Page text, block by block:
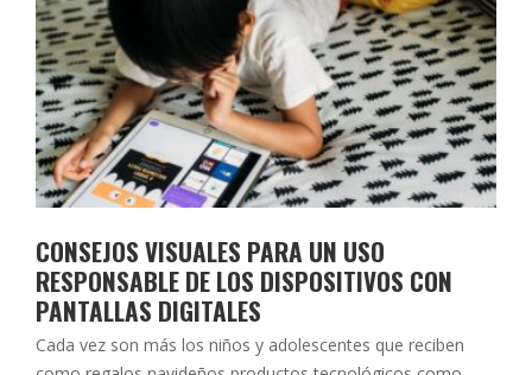
CONSEJOS VISUALES PARA UN USO
RESPONSABLE DE LOS DISPOSITIVOS CON
PANTALLAS DIGITALES
Cada vez son más los niños y adolescentes que reciben